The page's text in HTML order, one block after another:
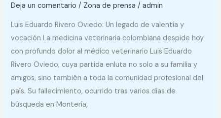
Deja un comentario / Zona de prensa /admin
Luis Eduardo Rivero Oviedo: Un legado de valentía y
vocación La medicina veterinaria colombiana despide hoy
con profundo dolor al médico veterinario Luis Eduardo
Rivero Oviedo, cuya partida enluta no solo a su familia y
amigos, sino también a toda la comunidad profesional del
país. Su fallecimiento, ocurrido tras varios días de
búsqueda en Montería,
y
vocación